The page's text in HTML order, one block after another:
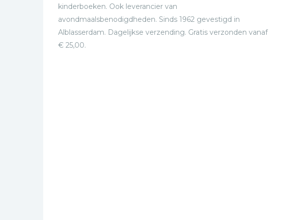
kinderboeken. Ook leverancier van
avondmaalsbenodigdheden. Sinds 1962 gevestigd in
Alblasserdam. Dagelijkse verzending. Gratis verzonden vanaf
€ 25,00.